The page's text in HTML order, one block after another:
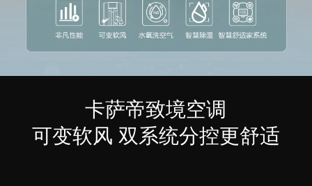
卡萨帝致境空调
可变软风 双系统分控更舒适